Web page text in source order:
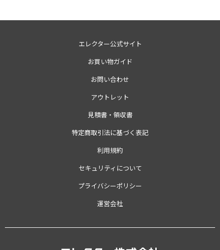
エレクター公式サイト
お買い物ガイド
お問い合わせ
アウトレット
見積書・領収書
特定商取引法に基づく表記
利用規約
セキュリティについて
プライバシーポリシー
運営会社